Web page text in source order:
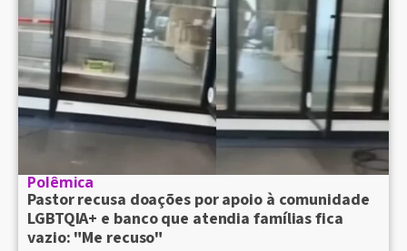
Polêmica
Pastor recusa doações por apoio à comunidade
LGBTQIA+ e banco que atendia famílias fica
vazio: "Me recuso"